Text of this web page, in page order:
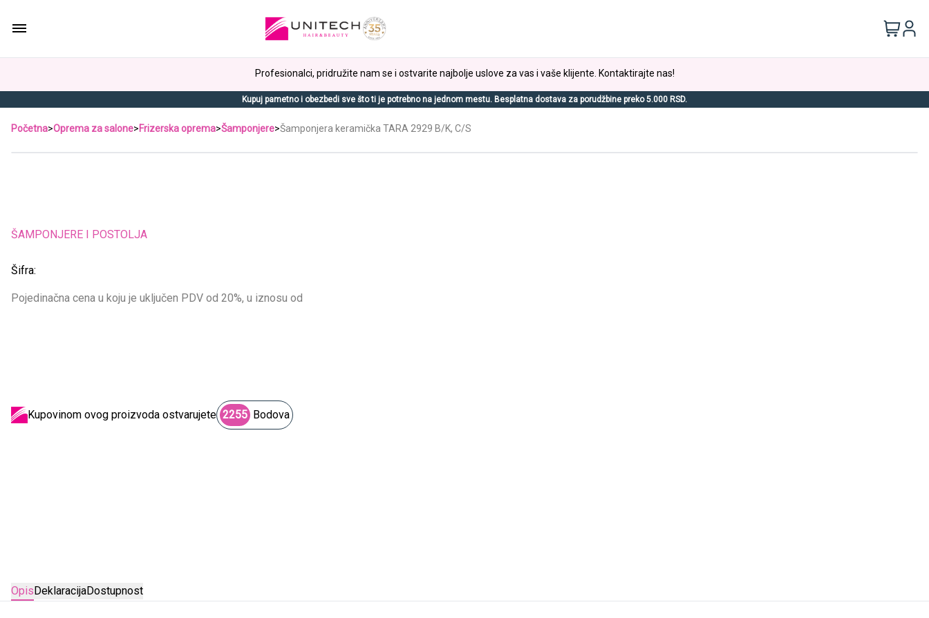
Profesionalci, pridružite nam se i ostvarite najbolje uslove za vas i vaše klijente. Kontaktirajte nas!
Kupuj pametno i obezbedi sve što ti je potrebno na jednom mestu. Besplatna dostava za porudžbine preko 5.000 RSD.
Početna>Oprema za salone>Frizerska oprema>Šamponjere>Šamponjera keramička TARA 2929 B/K, C/S
ŠAMPONJERE I POSTOLJA
Šifra:
Pojedinačna cena u koju je uključen PDV od 20%, u iznosu od
Kupovinom ovog proizvoda ostvarujete 2255 Bodova
OpisDeklaracijaDostupnost